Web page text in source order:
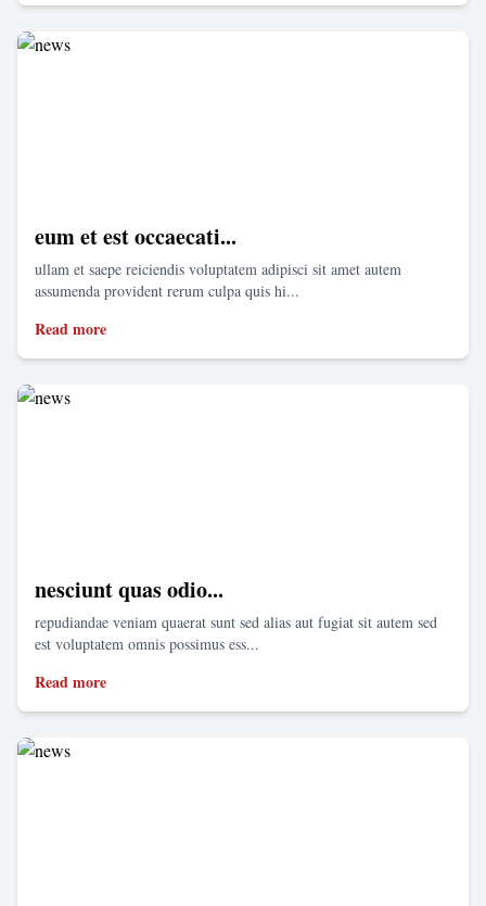
eum et est occaecati...
ullam et saepe reiciendis voluptatem adipisci sit amet autem
assumenda provident rerum culpa quis hi...
Read more
nesciunt quas odio...
repudiandae veniam quaerat sunt sed alias aut fugiat sit autem sed
est voluptatem omnis possimus ess...
Read more